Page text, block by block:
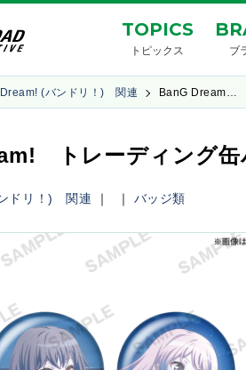
TOPICS
トピックス ブ
(バンドリ！) 関連 BanG Dream…
トレーディング
ドリ！) 関連 ｜ ｜ バッジ類